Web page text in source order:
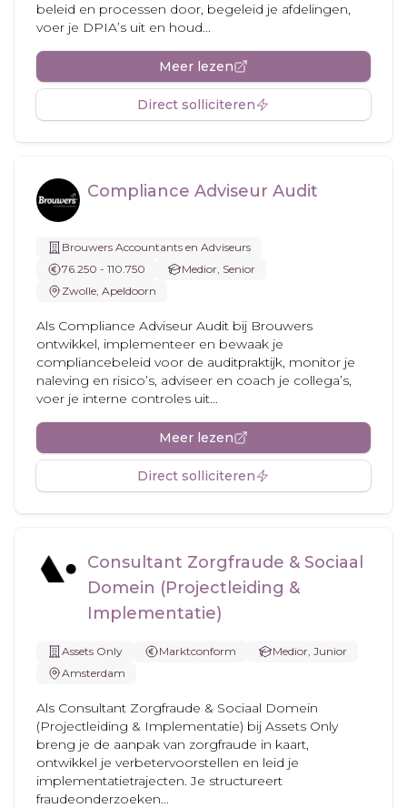
beleid en processen door, begeleid je afdelingen,
voer je DPIA’s uit en houd...
Meer lezen
Direct solliciteren
Compliance Adviseur Audit
Brouwers Accountants en Adviseurs
76.250 - 110.750
Medior, Senior
Zwolle, Apeldoorn
Als Compliance Adviseur Audit bij Brouwers
ontwikkel, implementeer en bewaak je
compliancebeleid voor de auditpraktijk, monitor je
naleving en risico’s, adviseer en coach je collega’s,
voer je interne controles uit...
Meer lezen
Direct solliciteren
Consultant Zorgfraude & Sociaal
Domein (Projectleiding &
Implementatie)
Assets Only Marktconform
Medior, Junior
Amsterdam
Als Consultant Zorgfraude & Sociaal Domein
(Projectleiding & Implementatie) bij Assets Only
breng je de aanpak van zorgfraude in kaart,
ontwikkel je verbetervoorstellen en leid je
implementatietrajecten. Je structureert
fraudeonderzoeken...